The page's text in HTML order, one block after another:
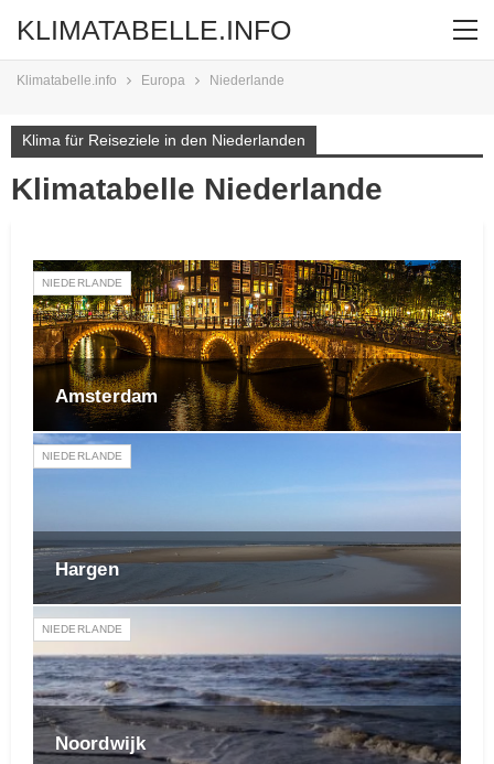
KLIMATABELLE.INFO
Klimatabelle.info Europa Niederlande
Klima für Reiseziele in den Niederlanden
Klimatabelle Niederlande
NIEDERLANDE
Amsterdam
NIEDERLANDE
Hargen
NIEDERLANDE
Noordwijk